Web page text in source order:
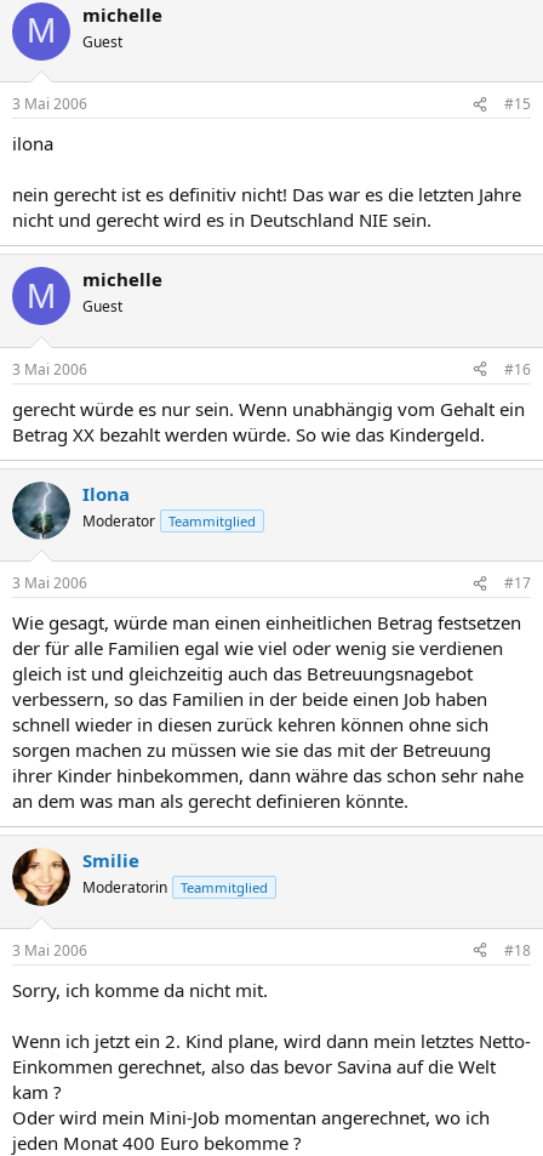
M michelle
Guest
3 Mai 2006 #15
ilona
nein gerecht ist es definitiv nicht! Das war es die letzten Jahre
nicht und gerecht wird es in Deutschland NIE sein.
M michelle
Guest
3 Mai 2006 #16
gerecht würde es nur sein. Wenn unabhängig vom Gehalt ein
Betrag XX bezahlt werden würde. So wie das Kindergeld.
Ilona
Moderator Teammitglied
3 Mai 2006 #17
Wie gesagt, würde man einen einheitlichen Betrag festsetzen
der für alle Familien egal wie viel oder wenig sie verdienen
gleich ist und gleichzeitig auch das Betreuungsnagebot
verbessern, so das Familien in der beide einen Job haben
schnell wieder in diesen zurück kehren können ohne sich
sorgen machen zu müssen wie sie das mit der Betreuung
ihrer Kinder hinbekommen, dann währe das schon sehr nahe
an dem was man als gerecht definieren könnte.
Smilie
Moderatorin Teammitglied
3 Mai 2006 #18
Sorry, ich komme da nicht mit.
Wenn ich jetzt ein 2. Kind plane, wird dann mein letztes Netto-
Einkommen gerechnet, also das bevor Savina auf die Welt
kam ?
Oder wird mein Mini-Job momentan angerechnet, wo ich
jeden Monat 400 Euro bekomme ?